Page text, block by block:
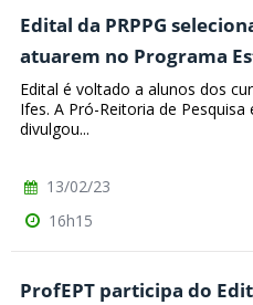
Edital da PRPPG
atuarem no Programa
Edital é voltado a alunos dos
Ifes. A Pró-Reitoria de Pesquisa
divulgou...
13/02/23
16h15
ProfEPT participa do